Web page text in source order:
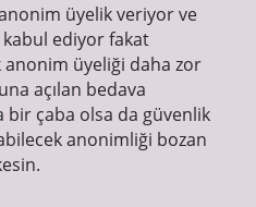
üyelik veriyor ve
ediyor fakat
üyeliği daha zor
açılan bedava
bir çaba olsa da güvenlik
anonimliği bozan